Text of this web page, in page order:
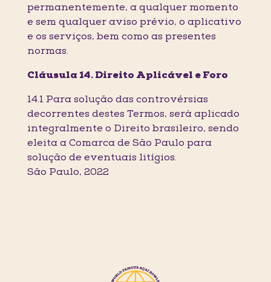
permanentemente, a qualquer momento
e sem qualquer aviso prévio, o aplicativo
e os serviços, bem como as presentes
normas.
Cláusula 14. Direito Aplicável e Foro
14.1 Para solução das controvérsias
decorrentes destes Termos, será aplicado
integralmente o Direito brasileiro, sendo
eleita a Comarca de São Paulo para
solução de eventuais litígios.
São Paulo, 2022